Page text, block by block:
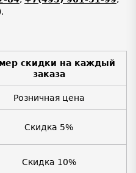
скидки на каждый
заказа
Розничная цена
Скидка 5%
Скидка 10%